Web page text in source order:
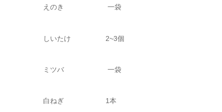
えのき 一袋
しいたけ 2~3個
ミツバ 一袋
白ねぎ 1本